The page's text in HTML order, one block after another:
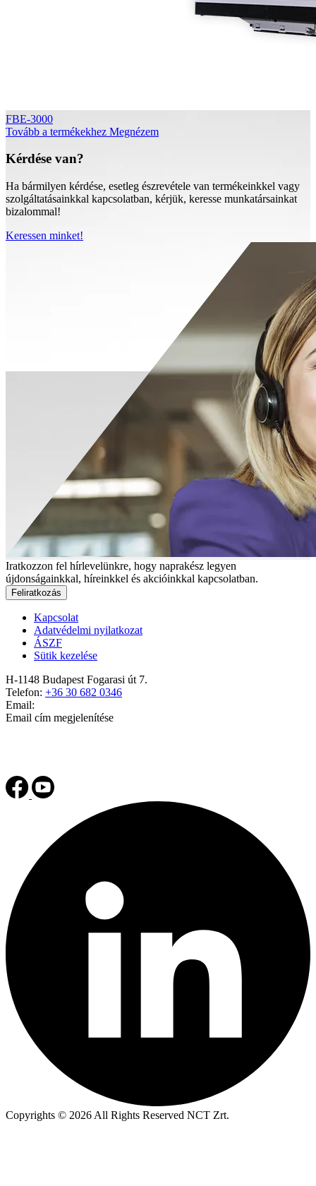
FBE-3000
Tovább a termékekhez Megnézem
Kérdése van?
Ha bármilyen kérdése, esetleg észrevétele van termékeinkkel vagy
szolgáltatásainkkal kapcsolatban, kérjük, keresse munkatársainkat
bizalommal!
Keressen minket!
Iratkozzon fel hírlevelünkre, hogy naprakész legyen
újdonságainkkal, híreinkkel és akcióinkkal kapcsolatban.
Feliratkozás
Kapcsolat
Adatvédelmi nyilatkozat
ÁSZF
Sütik kezelése
H-1148 Budapest Fogarasi út 7.
Telefon: +36 30 682 0346
Email:
Email cím megjelenítése
Copyrights © 2026 All Rights Reserved NCT Zrt.